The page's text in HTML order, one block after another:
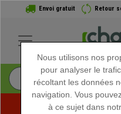
Envoi gratuit Retour
Nous utilisons nos
pour analyser le
récoltant les données
navigation. Vous
à ce sujet dans